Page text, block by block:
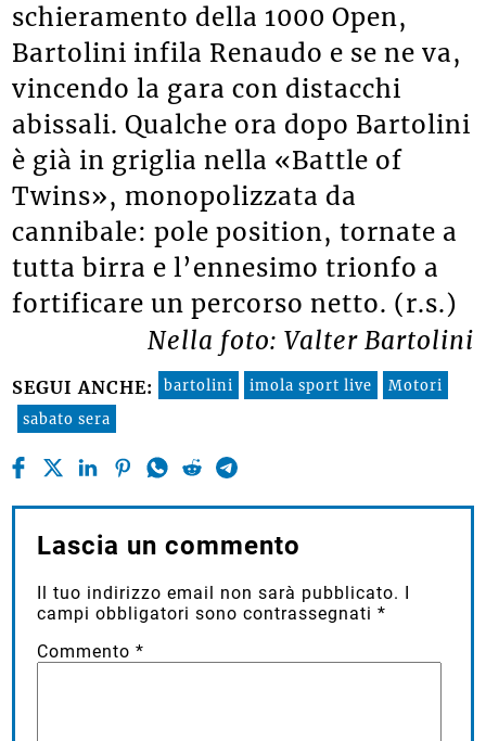
schieramento della 1000 Open,
Bartolini infila Renaudo e se ne va,
vincendo la gara con distacchi
abissali. Qualche ora dopo Bartolini
è già in griglia nella «Battle of
Twins», monopolizzata da
cannibale: pole position, tornate a
tutta birra e l’ennesimo trionfo a
fortificare un percorso netto. (r.s.)
Nella foto: Valter Bartolini
SEGUI ANCHE: bartolini imola sport live
Motori
sabato sera
Lascia un commento
Il tuo indirizzo email non sarà pubblicato. I
campi obbligatori sono contrassegnati*
Commento*